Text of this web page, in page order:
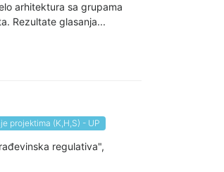
arhitektura sa grupama
Rezultate glasanja...
projektima (K,H,S) - UP
regulativa",